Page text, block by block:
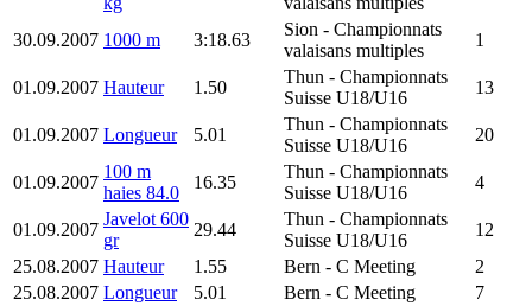
30.09.2007 1000 m 3:18.63
Sion - Championnats
valaisans multiples
1
01.09.2007 Hauteur 1.50
Thun - Championnats
Suisse U18/U16
13
01.09.2007 Longueur 5.01
Thun - Championnats
Suisse U18/U16
20
01.09.2007
100 m
haies 84.0
16.35
Thun - Championnats
Suisse U18/U16
4
01.09.2007
Javelot 600
gr
29.44
Thun - Championnats
Suisse U18/U16
12
25.08.2007 Hauteur 1.55 Bern - C Meeting
2
25.08.2007 Longueur 5.01 Bern - C Meeting
7